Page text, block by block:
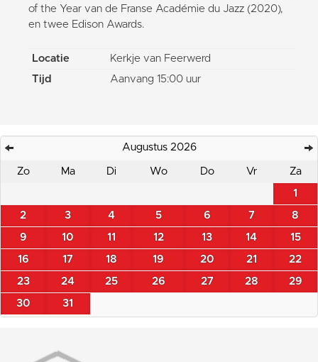
of the Year van de Franse Académie du Jazz (2020),
en twee Edison Awards.
Locatie
Kerkje van Feerwerd
Tijd
Aanvang 15:00 uur
Augustus 2026
Zo Ma Di Wo Do Vr Za
1
2 3 4 5 6 7 8
9 10 11 12 13 14 15
16 17 18 19 20 21 22
23 24 25 26 27 28 29
30 31